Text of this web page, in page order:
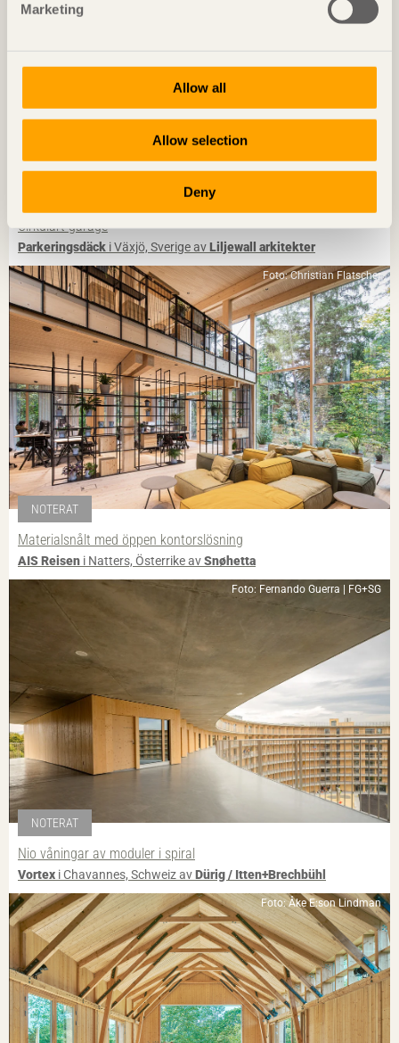
Marketing
Allow all
Allow selection
Deny
Cirkulärt garage
Parkeringsdäck i Växjö, Sverige avLiljewall arkitekter
Foto: Christian Flatscher
NOTERAT
Materialsnålt med öppen kontorslösning
AIS Reisen i Natters, Österrike avSnøhetta
Foto: Fernando Guerra | FG+SG
NOTERAT
Nio våningar av moduler i spiral
Vortex i Chavannes, Schweiz avDürig / Itten+Brechbühl
Foto: Åke E:son Lindman